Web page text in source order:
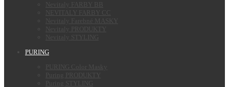
Nevitaly FARBY BB
NEVITALY FARBY CC
Nevitaly Farebné MASKY
Nevitaly PRODUKTY
Nevitaly STYLING
PURING
PURING Color Masky
Puring PRODUKTY
Puring STYLING